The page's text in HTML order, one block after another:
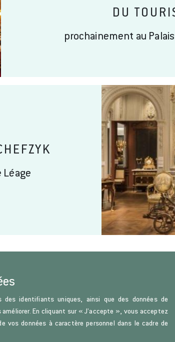
DU
prochainement au
Léage
identifiants uniques, ainsi que des données de
En cliquant sur « J’accepte », vous acceptez
données à caractère personnel dans le cadre de